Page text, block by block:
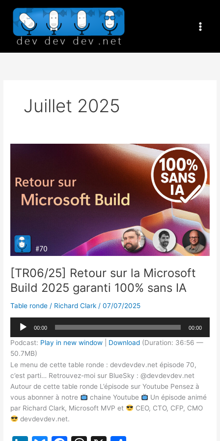
contenu
Juillet 2025
[TR06/25] Retour sur la Microsoft
Build 2025 garanti 100% sans IA
Table ronde / Richard Clark/07/07/2025
Lecteur
audio
00:00 00:00
Podcast: Play in new window Download (Duration: 36:56 —
50.7MB)
Le menu de cette table ronde : devdevdev.net épisode 70,
c’est parti… Retrouvez-moi sur BlueSky : @devdevdev.net
Autour de cette table ronde L’épisode sur Youtube Pensez à
vous abonner à notre
chaine Youtube
Un épisode animé
par Richard Clark, Microsoft MVP et
CEO, CTO, CFP, CMO
devdevdev.net.